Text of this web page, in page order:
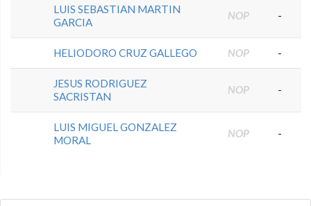
LUIS SEBASTIAN MARTIN
GARCIA
NOP -
HELIODORO CRUZ GALLEGO NOP -
JESUS RODRIGUEZ
SACRISTAN
NOP -
LUIS MIGUEL GONZALEZ
MORAL
NOP -